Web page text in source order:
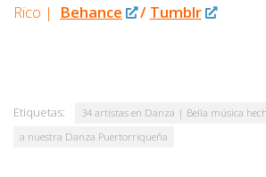
Rico |
Behance / Tumblr
Etiquetas:
34 artistas en Danza | Bella música
a nuestra Danza Puertorriqueña